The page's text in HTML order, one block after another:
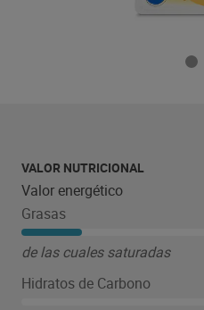
VALOR NUTRICIONAL
Valor energético
Grasas
de las cuales saturadas
Hidratos de Carbono